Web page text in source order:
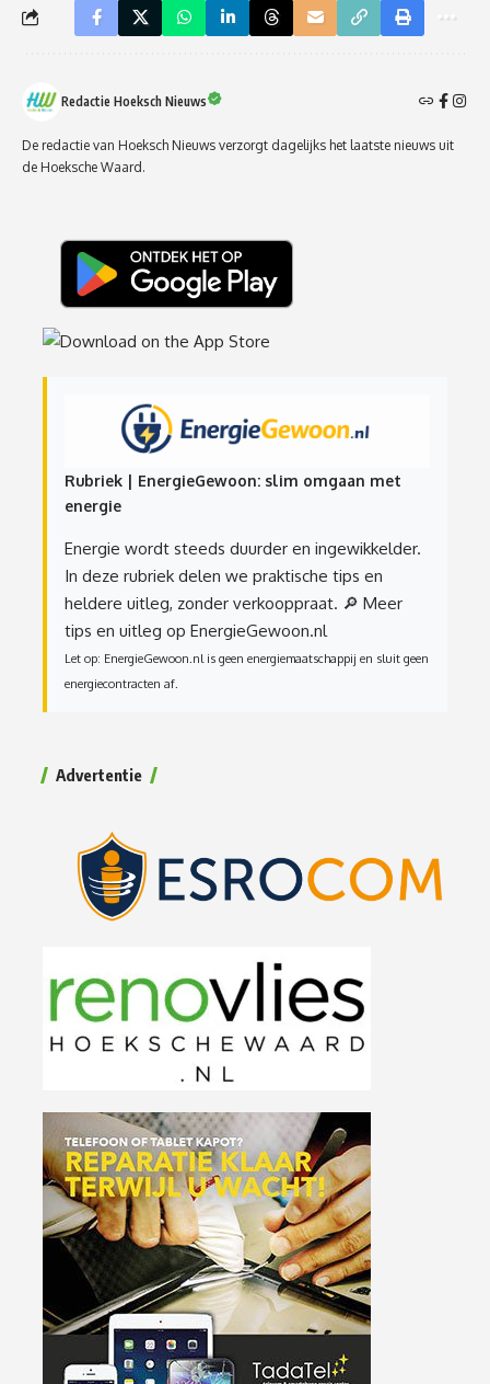
Redactie Hoeksch Nieuws
De redactie van Hoeksch Nieuws verzorgt dagelijks het laatste nieuws uit
de Hoeksche Waard.
Rubriek | EnergieGewoon: slim omgaan met
energie
Energie wordt steeds duurder en ingewikkelder.
In deze rubriek delen we praktische tips en
heldere uitleg, zonder verkooppraat. 🔎 Meer
tips en uitleg op EnergieGewoon.nl
Let op: EnergieGewoon.nl is geen energiemaatschappij en sluit geen
energiecontracten af.
Advertentie